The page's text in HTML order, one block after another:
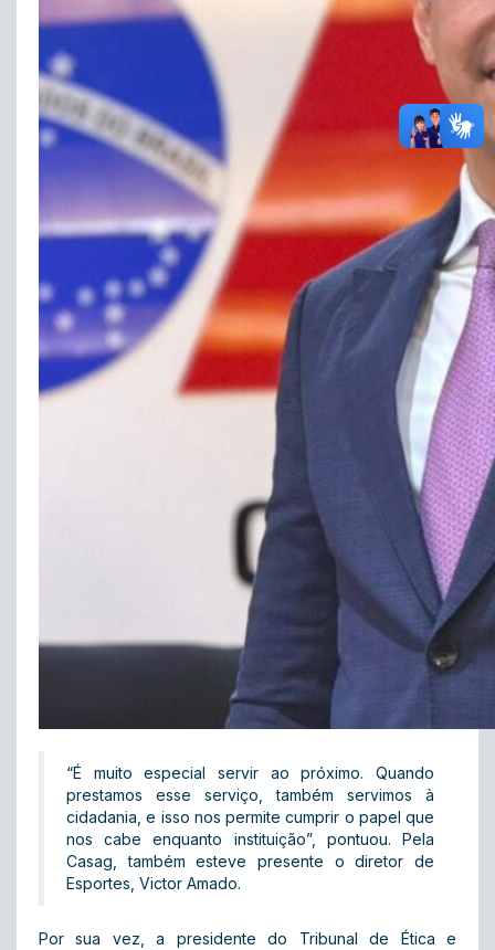
“É muito especial servir ao próximo. Quando
prestamos esse serviço, também servimos à
cidadania, e isso nos permite cumprir o papel que
nos cabe enquanto instituição”, pontuou. Pela
Casag, também esteve presente o diretor de
Esportes, Victor Amado.
Por sua vez, a presidente do Tribunal de Ética e